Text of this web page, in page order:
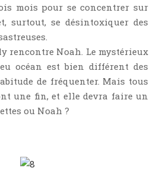
mois pour se concentrer sur
surtout, se désintoxiquer des
rencontre Noah. Le mystérieux
océan est bien différent des
de fréquenter. Mais tous
une fin, et elle devra faire un
ou Noah ?